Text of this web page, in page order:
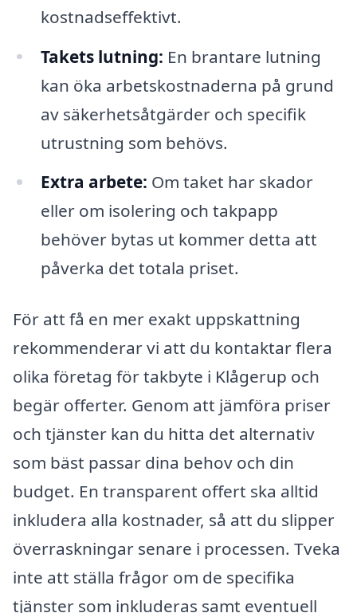
kostnadseffektivt.
Takets lutning: En brantare lutning
kan öka arbetskostnaderna på grund
av säkerhetsåtgärder och specifik
utrustning som behövs.
Extra arbete: Om taket har skador
eller om isolering och takpapp
behöver bytas ut kommer detta att
påverka det totala priset.
För att få en mer exakt uppskattning
rekommenderar vi att du kontaktar flera
olika företag för takbyte i Klågerup och
begär offerter. Genom att jämföra priser
och tjänster kan du hitta det alternativ
som bäst passar dina behov och din
budget. En transparent offert ska alltid
inkludera alla kostnader, så att du slipper
överraskningar senare i processen. Tveka
inte att ställa frågor om de specifika
tjänster som inkluderas samt eventuell